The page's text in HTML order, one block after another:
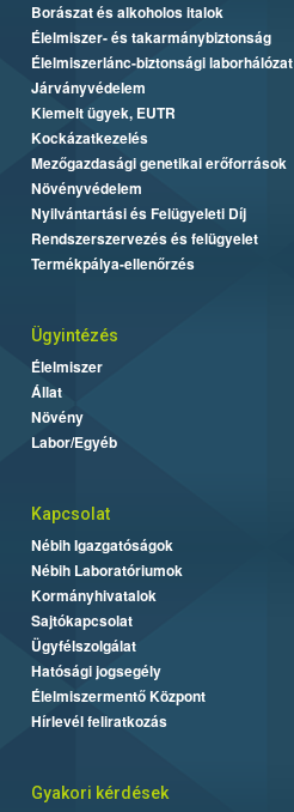
Borászat és alkoholos italok
Élelmiszer- és takarmánybiztonság
Élelmiszerlánc-biztonsági laborhálózat
Járványvédelem
Kiemelt ügyek, EUTR
Kockázatkezelés
Mezőgazdasági genetikai erőforrások
Növényvédelem
Nyilvántartási és Felügyeleti Díj
Rendszerszervezés és felügyelet
Termékpálya-ellenőrzés
Ügyintézés
Élelmiszer
Állat
Növény
Labor/Egyéb
Kapcsolat
Nébih Igazgatóságok
Nébih Laboratóriumok
Kormányhivatalok
Sajtókapcsolat
Ügyfélszolgálat
Hatósági jogsegély
Élelmiszermentő Központ
Hírlevél feliratkozás
Gyakori kérdések